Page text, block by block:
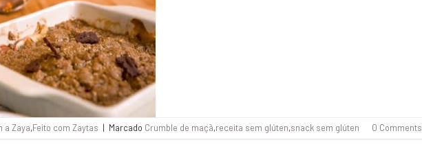
a Zaya,Feito com Zaytas | Marcado Crumble de maçã,receita sem glúten,snack sem glúten 0 Comments